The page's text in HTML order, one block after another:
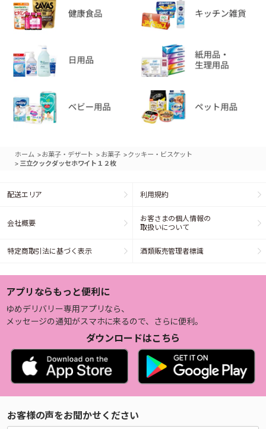
ホーム >お菓子・デザート > お菓子 >クッキー・ビスケット
> 三立クックダッセホワイト１２枚
配送エリア 利用規約
会社概要
お客さまの個人情報の
取扱いについて
特定商取引法に基づく表示 酒類販売管理者標識
アプリならもっと便利に
ゆめデリバリー専用アプリなら、
メッセージの通知がスマホに来るので、さらに便利。
ダウンロードはこちら
お客様の声をお聞かせください